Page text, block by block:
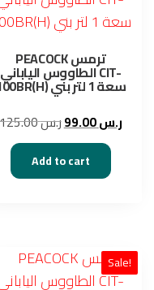
PEACOCK ترمس
الطاووس الياباني CIT-
100BR(H) سعة 1 لتر بني
ر.س125.00
Original
price
was:
ر.س99.00
Add to cart
Sale!